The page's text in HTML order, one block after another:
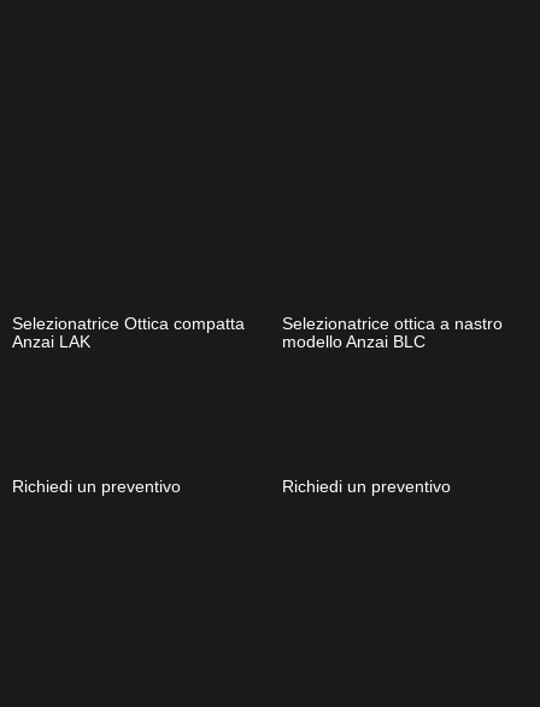
Selezionatrice Ottica compatta
Anzai LAK
Richiedi un preventivo
Selezionatrice ottica a nastro
modello Anzai BLC
Richiedi un preventivo